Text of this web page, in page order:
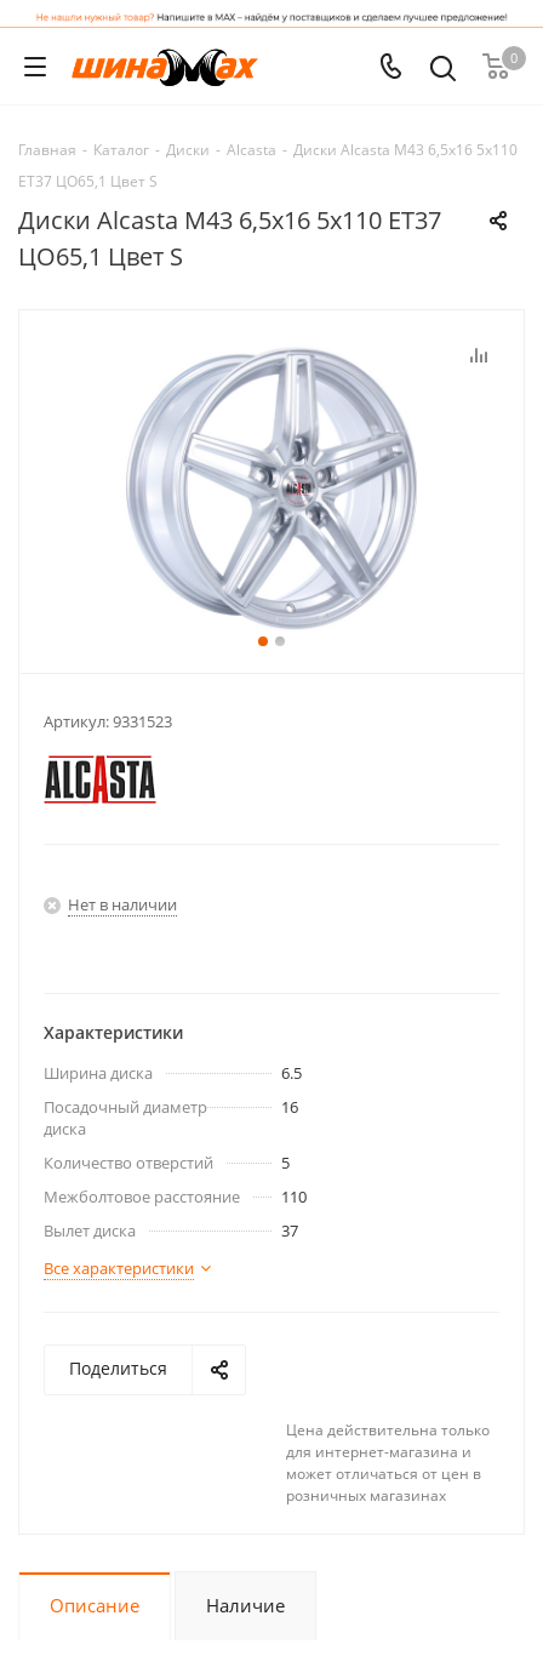
0
Главная - Каталог - Диски - Alcasta - Диски Alcasta M43 6,5x16 5x110
ET37 ЦО65,1 Цвет S
Диски Alcasta M43 6,5x16 5x110 ET37
ЦО65,1 Цвет S
Артикул:9331523
Нет в наличии
Характеристики
Ширина диска
6.5
Посадочный диаметр
диска
16
Количество отверстий
5
Межболтовое расстояние
110
Вылет диска
37
Все характеристики
Поделиться
Цена действительна только
для интернет-магазина и
может отличаться от цен в
розничных магазинах
Описание Наличие